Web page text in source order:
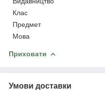
Клас
Предмет
Мова
Приховати
Умови доставки